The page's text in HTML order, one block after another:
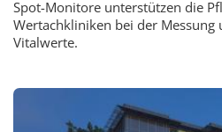
Spot-Monitore unterstützen die
Wertachkliniken bei der Messung
Vitalwerte.